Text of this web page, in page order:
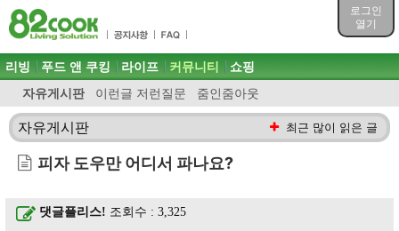
로그인
열기
목차
주메뉴 바로가기
컨텐츠 바로가기
검색 바로가기
로그인 바로가기
주메뉴
리빙 푸드 앤 쿠킹 라이프 커뮤니티
자유게시판 이런글 저런질문 줌인줌아웃
쇼핑
자유게시판 최근 많이 읽은 글
피자 도우만 어디서 파나요?
댓글플리스! 조회수 : 3,325